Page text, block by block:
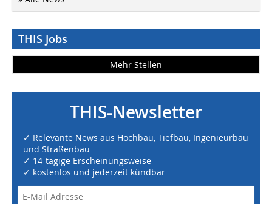
THIS Jobs
Mehr Stellen
THIS-Newsletter
✓ Relevante News aus Hochbau, Tiefbau, Ingenieurbau
und Straßenbau
✓ 14-tägige Erscheinungsweise
✓ kostenlos und jederzeit kündbar